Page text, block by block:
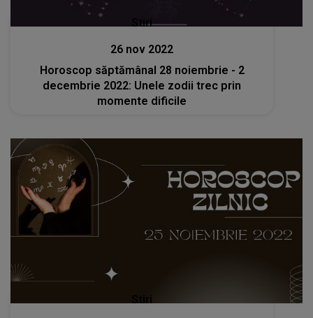
Stiri
26 nov 2022
Horoscop săptămânal 28 noiembrie - 2
decembrie 2022: Unele zodii trec prin
momente dificile
Stiri